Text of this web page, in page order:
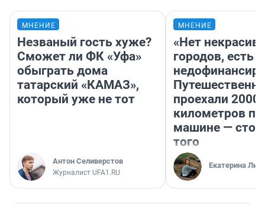
МНЕНИЕ
Незваный гость хуже?
Сможет ли ФК «Уфа»
обыграть дома
татарский «КАМАЗ»,
который уже не тот
Антон Селиверстов
Журналист UFA1.RU
МНЕНИЕ
«Нет
городов, есть
проехали 2000
километров по
машине —
того
Екатерина